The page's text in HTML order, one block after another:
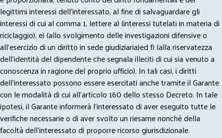
legittimi interessi dell’interessato, al fine di salvaguardare gli
interessi di cui al comma 1, lettere a) (interessi tutelati in materia di
riciclaggio), e) (allo svolgimento delle investigazioni difensive o
all’esercizio di un diritto in sede giudiziaria)ed f) (alla riservatezza
dell’identità del dipendente che segnala illeciti di cui sia venuto a
conoscenza in ragione del proprio ufficio). In tali casi, i diritti
dell’interessato possono essere esercitati anche tramite il Garante
con le modalità di cui all’articolo 160 dello stesso Decreto. In tale
ipotesi, il Garante informerà l’interessato di aver eseguito tutte le
verifiche necessarie o di aver svolto un riesame nonché della
facoltà dell’interessato di proporre ricorso giurisdizionale.